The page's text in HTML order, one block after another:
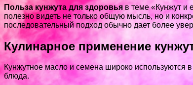
Польза кунжута для здоровьяв теме «Кунжут и
полезно видеть не только общую мысль, но и
последовательный подход обычно дает более
Кулинарное применение
Кунжутное масло и семена широко используются
блюда.